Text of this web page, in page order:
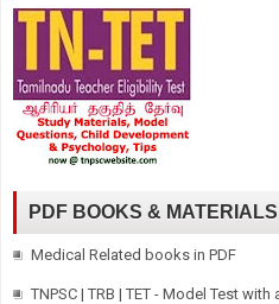
PDF BOOKS & MATERIALS
Medical Related books in PDF
TNPSC | TRB | TET - Model Test